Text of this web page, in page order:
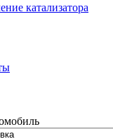
катализатора